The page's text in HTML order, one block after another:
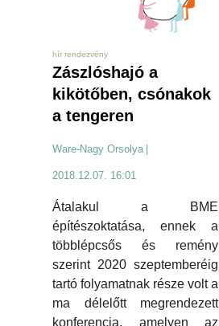
hír rendezvény
Zászlóshajó a
kikötőben, csónakok
a tengeren
Ware-Nagy Orsolya
2018.12.07. 16:01
Átalakul a BME
építészoktatása, ennek a
többlépcsős és remény
szerint 2020 szeptemberéig
tartó folyamatnak része volt a
ma délelőtt megrendezett
konferencia, amelyen az